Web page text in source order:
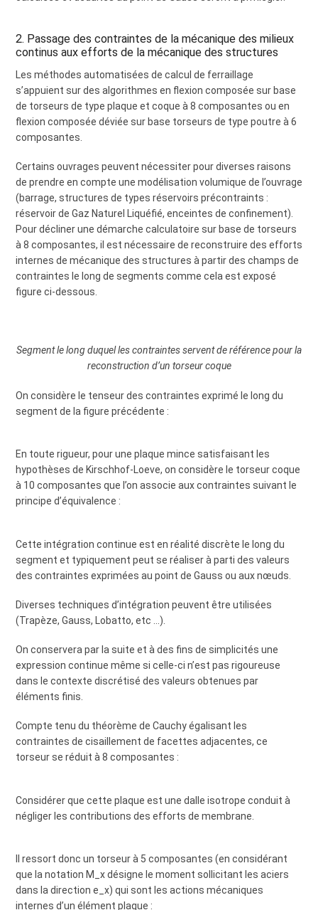
2. Passage des contraintes de la mécanique des milieux
continus aux efforts de la mécanique des structures
Les méthodes automatisées de calcul de ferraillage
s’appuient sur des algorithmes en flexion composée sur base
de torseurs de type plaque et coque à 8 composantes ou en
flexion composée déviée sur base torseurs de type poutre à 6
composantes.
Certains ouvrages peuvent nécessiter pour diverses raisons
de prendre en compte une modélisation volumique de l’ouvrage
(barrage, structures de types réservoirs précontraints :
réservoir de Gaz Naturel Liquéfié, enceintes de confinement).
Pour décliner une démarche calculatoire sur base de torseurs
à 8 composantes, il est nécessaire de reconstruire des efforts
internes de mécanique des structures à partir des champs de
contraintes le long de segments comme cela est exposé
figure ci-dessous.
Segment le long duquel les contraintes servent de référence pour la
reconstruction d’un torseur coque
On considère le tenseur des contraintes exprimé le long du
segment de la figure précédente :
En toute rigueur, pour une plaque mince satisfaisant les
hypothèses de Kirschhof-Loeve, on considère le torseur coque
à 10 composantes que l’on associe aux contraintes suivant le
principe d’équivalence :
Cette intégration continue est en réalité discrète le long du
segment et typiquement peut se réaliser à parti des valeurs
des contraintes exprimées au point de Gauss ou aux nœuds.
Diverses techniques d’intégration peuvent être utilisées
(Trapèze, Gauss, Lobatto, etc …).
On conservera par la suite et à des fins de simplicités une
expression continue même si celle-ci n’est pas rigoureuse
dans le contexte discrétisé des valeurs obtenues par
éléments finis.
Compte tenu du théorème de Cauchy égalisant les
contraintes de cisaillement de facettes adjacentes, ce
torseur se réduit à 8 composantes :
Considérer que cette plaque est une dalle isotrope conduit à
négliger les contributions des efforts de membrane.
Il ressort donc un torseur à 5 composantes (en considérant
que la notation M_x désigne le moment sollicitant les aciers
dans la direction e_x) qui sont les actions mécaniques
internes d’un élément plaque :